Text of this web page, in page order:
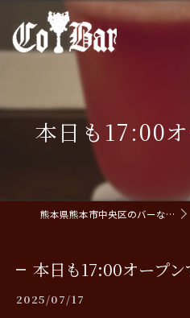
本日も17:00オ
熊本県熊本市中央区のバーならCoBar
本日も17:00オープン
2025/07/17